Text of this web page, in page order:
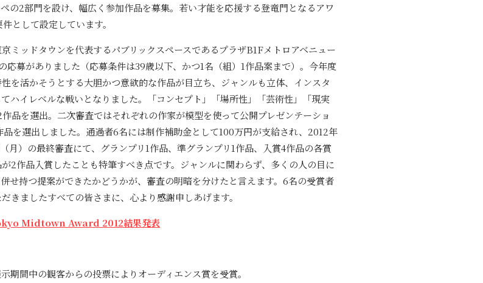
の2部門を設け、幅広く参加作品を募集。若い才能を応援する登竜門となるアワ
として設定しています。
ミッドタウンを代表するパブリックスペースであるプラザB1Fメトロアベニュー
応募がありました（応募条件は39歳以下、かつ1名（組）1作品案まで）。今年度
を活かそうとする大胆かつ意欲的な作品が目立ち、ジャンルも立体、インスタ
ハイレベルな戦いとなりました。「コンセプト」「場所性」「芸術性」「現実
品を選出。二次審査ではそれぞれの作家が模型を使って公開プレゼンテーショ
を選出しました。通過者6名には制作補助金として100万円が支給され、2012年
月）の最終審査にて、グランプリ1作品、準グランプリ1作品、入賞4作品の各賞
2作品入賞したことも特筆すべき点です。ジャンルに関わらず、多くの人の目に
せ持つ提案ができたかどうかが、審査の明暗を分けたと言えます。6名の受賞者
きましたすべての皆さまに、心より感謝申しあげます。
Midtown Award 2012結果発表
期間中の観客からの投票によりオーディエンス賞を受賞。